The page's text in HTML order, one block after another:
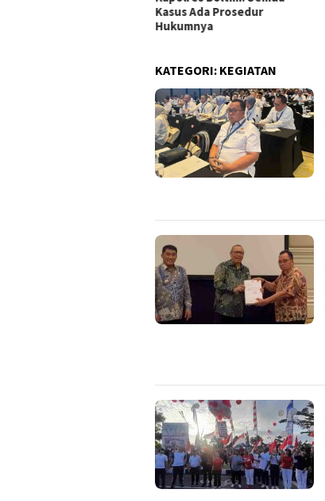
2026 Anugerahkan Lima Polisi
Inspiratif
KATEGORI: KEGIATAN